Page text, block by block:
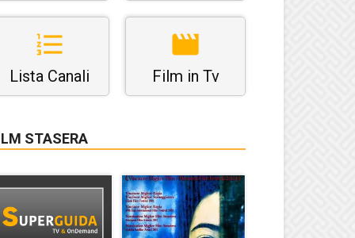
Lista Canali Film in Tv
STASERA